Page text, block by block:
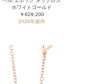
ホワイトゴールド
￥629,200
2026年新作